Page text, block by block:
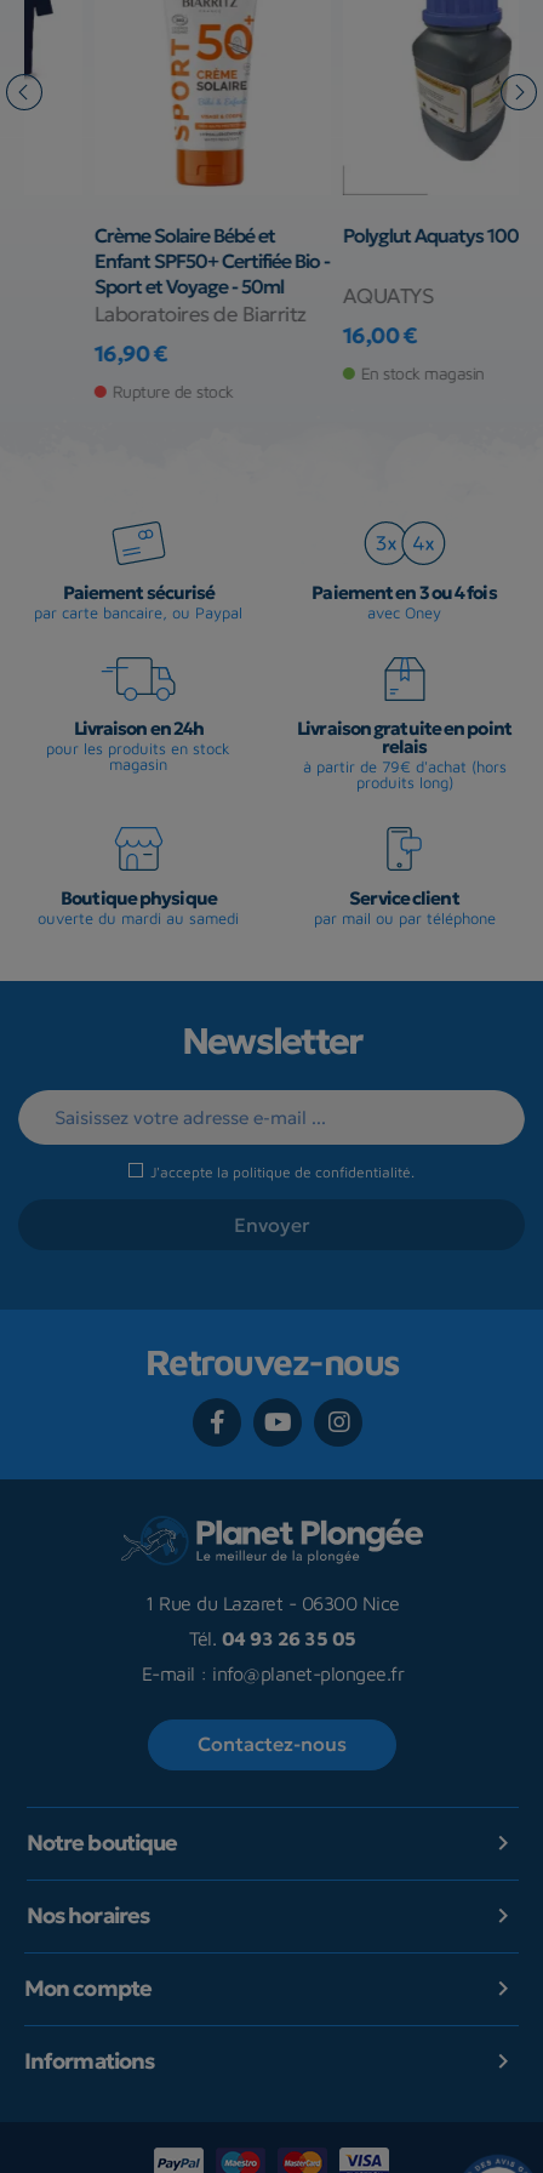
Polyglut Aquatys 100 ml
AQUATYS
Boîte étanche Omer Dry Box
OMER
Prix de base
13,00 €
Rupture de stock
Paiement sécurisé
par carte bancaire, ou Paypal
Paiement en 3 ou 4 fois
avec Oney
Livraison en 24h
pour les produits en stock
magasin
Livraison gratuite en point
relais
à partir de 79€ d'achat (hors
produits long)
Boutique physique
ouverte du mardi au samedi
Service client
par mail ou par téléphone
Newsletter
J'accepte la politique de confidentialité
Retrouvez-nous
1 Rue du Lazaret - 06300 Nice
Tél. 04 93 26 35 05
E-mail : info@planet-plongee.fr
Contactez-nous
Notre boutique 
Nos horaires 
Mon compte 
Informations 